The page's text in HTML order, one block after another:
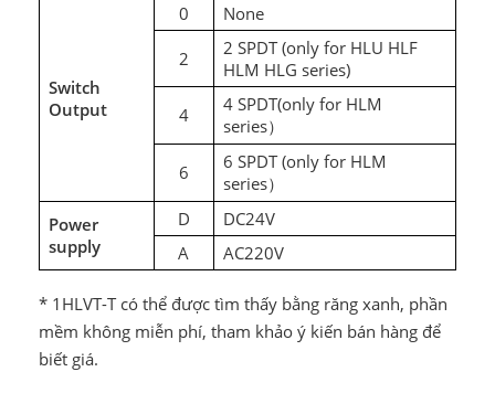
Switch
Output
0 None
2
2 SPDT (only for HLU HLF
HLM HLG series)
4
4 SPDT(only for HLM
series）
6
6 SPDT (only for HLM
series）
Power
supply
D
DC24V
A
AC220V
* 1HLVT-T có thể được tìm thấy bằng răng xanh, phần
mềm không miễn phí, tham khảo ý kiến bán hàng để
biết giá.